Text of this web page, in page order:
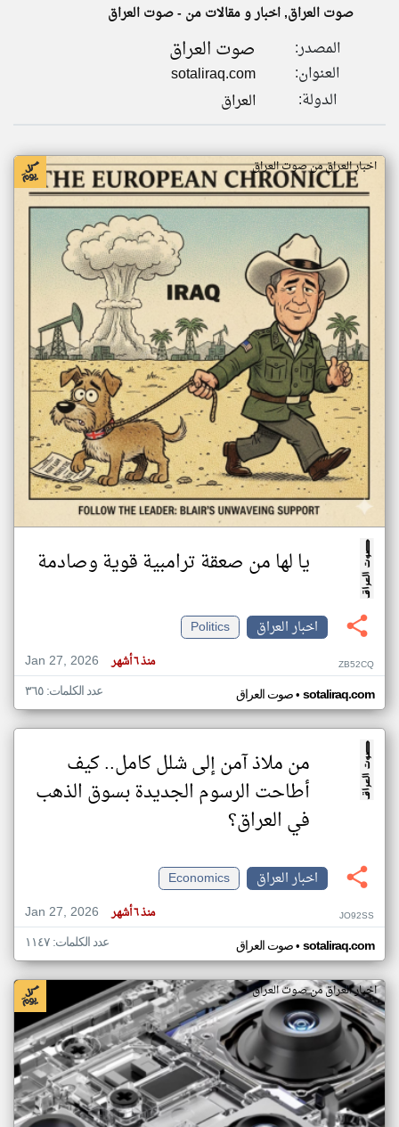
صوت العراق, اخبار و مقالات من - صوت العراق
المصدر: صوت العراق
العنوان:
sotaliraq.com
الدولة:
العراق
اخبار العراق من صوت العراق
يا لها من صعقة ترامبية قوية وصادمة
اخبار العراق
Politics
Jan 27, 2026
منذ ٦ أشهر ZB52CQ
صوت العراق• sotaliraq.com عدد الكلمات: ٣٦٥
من ملاذ آمن إلى شلل كامل.. كيف
أطاحت الرسوم الجديدة بسوق الذهب
في العراق؟
اخبار العراق
Economics
Jan 27, 2026
منذ ٦ أشهر JO92SS
صوت العراق• sotaliraq.com عدد الكلمات: ١١٤٧
اخبار العراق من صوت العراق
klyoum.com